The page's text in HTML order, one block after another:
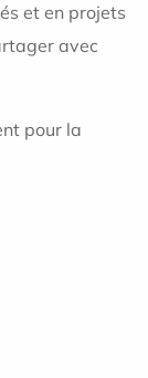
et en projets
avec
pour la